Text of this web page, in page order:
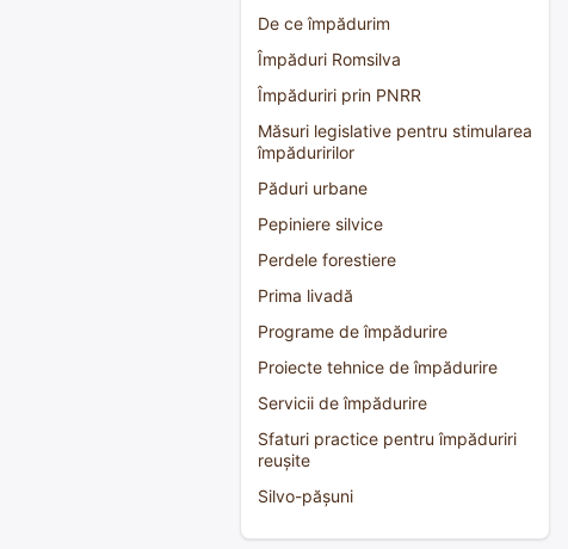
De ce împădurim
Împăduri Romsilva
Împăduriri prin PNRR
Măsuri legislative pentru stimularea
împăduririlor
Păduri urbane
Pepiniere silvice
Perdele forestiere
Prima livadă
Programe de împădurire
Proiecte tehnice de împădurire
Servicii de împădurire
Sfaturi practice pentru împăduriri
reușite
Silvo-pășuni